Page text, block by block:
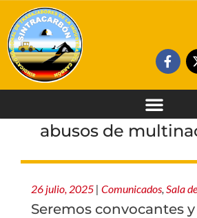
abusos de
26 julio, 2025 | Comunicados, Sala
Seremos convocantes